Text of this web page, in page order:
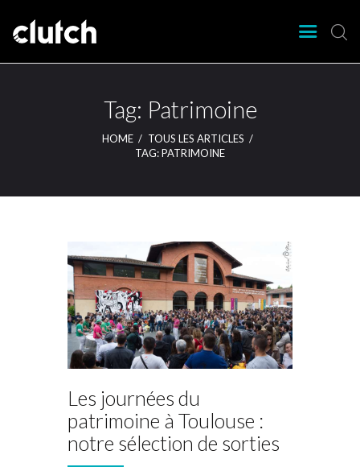
Tag: Patrimoine
HOME
TOUS LES ARTICLES
TAG: PATRIMOINE
Clutch Webzine
Agenda
Nos éditions
Magazine
Lieux
Les journées du
patrimoine à Toulouse :
notre sélection de sorties